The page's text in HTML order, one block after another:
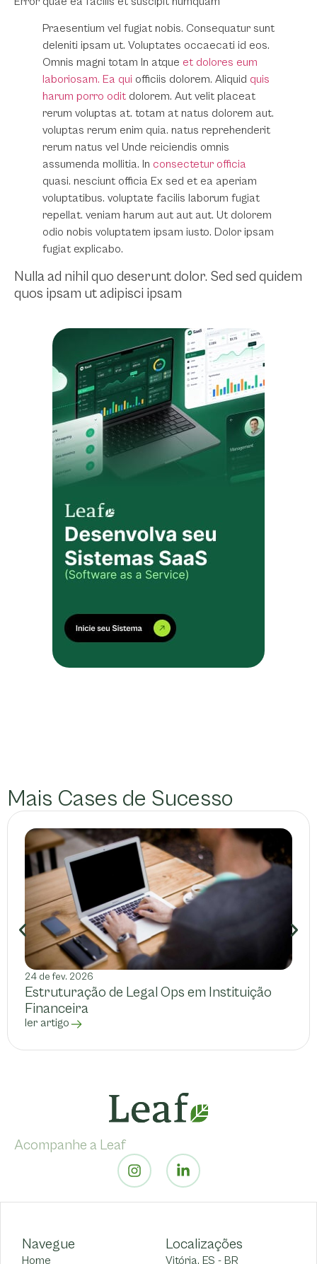
Praesentium vel fugiat nobis. Consequatur sunt
deleniti ipsam ut. Voluptates occaecati id eos.
Omnis magni totam In atque et dolores eum
laboriosam. Ea qui officiis dolorem. Aliquid quis
harum porro odit dolorem. Aut velit placeat
rerum voluptas at. totam at natus dolorem aut.
voluptas rerum enim quia. natus reprehenderit
rerum natus vel Unde reiciendis omnis
assumenda mollitia. In consectetur officia
quasi. nesciunt officia Ex sed et ea aperiam
voluptatibus. voluptate facilis laborum fugiat
repellat. veniam harum aut aut aut. Ut dolorem
odio nobis voluptatem ipsam iusto. Dolor ipsam
fugiat explicabo.
Nulla ad nihil quo deserunt dolor. Sed sed quidem
quos ipsam ut adipisci ipsam
Mais Cases de Sucesso
24 de fev. 2026
Estruturação de Legal Ops em Instituição
Financeira
ler artigo
Acompanhe a Leaf
Navegue
Home
Localizações
Vitória, ES - BR